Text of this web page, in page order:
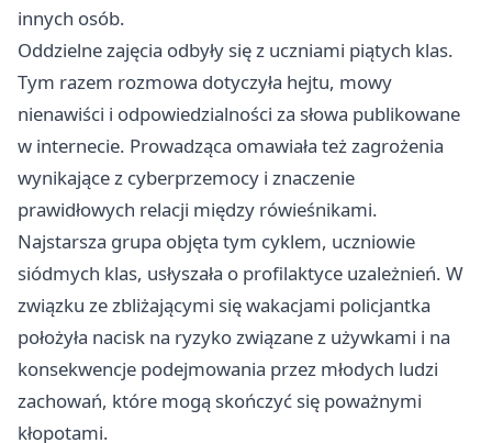
innych osób.
Oddzielne zajęcia odbyły się z uczniami piątych klas.
Tym razem rozmowa dotyczyła hejtu, mowy
nienawiści i odpowiedzialności za słowa publikowane
w internecie. Prowadząca omawiała też zagrożenia
wynikające z cyberprzemocy i znaczenie
prawidłowych relacji między rówieśnikami.
Najstarsza grupa objęta tym cyklem, uczniowie
siódmych klas, usłyszała o profilaktyce uzależnień. W
związku ze zbliżającymi się wakacjami policjantka
położyła nacisk na ryzyko związane z używkami i na
konsekwencje podejmowania przez młodych ludzi
zachowań, które mogą skończyć się poważnymi
kłopotami.